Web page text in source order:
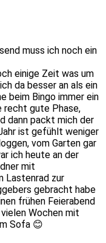
muss ich noch ein
einige Zeit was um
da besser an als ein
beim Bingo immer ein
recht gute Phase,
dann packt mich der
ist gefühlt weniger
vom Garten gar
ich heute an der
mit
Lastenrad zur
gebracht habe
frühen Feierabend
Wochen mit
Sofa 😊